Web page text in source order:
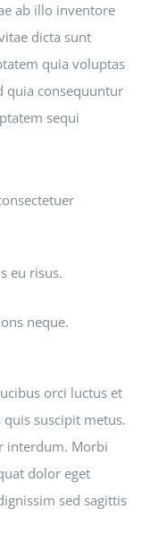
ab illo inventore
dicta sunt
quia voluptas
quia consequuntur
sequi
eu risus.
neque.
orci luctus et
suscipit metus.
interdum. Morbi
dolor eget
sed sagittis